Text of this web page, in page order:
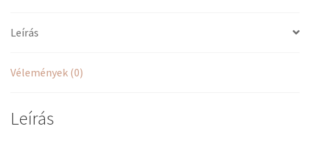
Leírás
Vélemények (0)
Leírás